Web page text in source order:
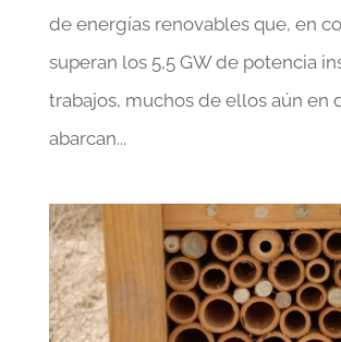
de energías renovables que, en
superan los 5,5 GW de potencia
trabajos, muchos de ellos aún en
abarcan...